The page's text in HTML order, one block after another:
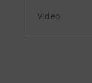
Video